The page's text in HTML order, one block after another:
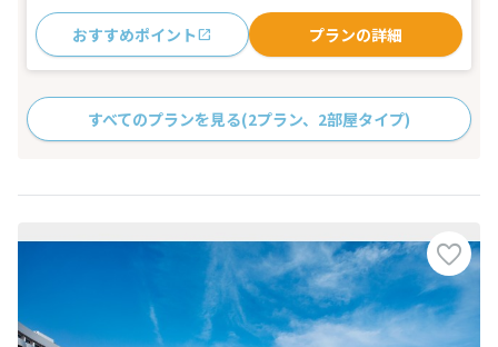
おすすめポイント プランの詳細
すべてのプランを見る(2プラン、2部屋タイプ)